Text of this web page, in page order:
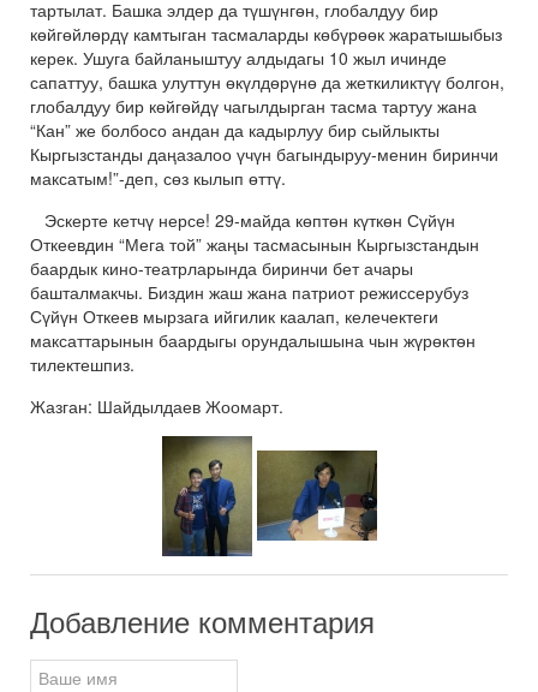
тартылат. Башка элдер да түшүнгөн, глобалдуу бир
көйгөйлөрдү камтыган тасмаларды көбүрөөк жаратышыбыз
керек. Ушуга байланыштуу алдыдагы 10 жыл ичинде
сапаттуу, башка улуттун өкүлдөрүнө да жеткиликтүү болгон,
глобалдуу бир көйгөйдү чагылдырган тасма тартуу жана
“Кан” же болбосо андан да кадырлуу бир сыйлыкты
Кыргызстанды даңазалоо үчүн багындыруу-менин биринчи
максатым!”-деп, сөз кылып өттү.
Эскерте кетчү нерсе! 29-майда көптөн күткөн Сүйүн
Откеевдин “Мега той” жаңы тасмасынын Кыргызстандын
баардык кино-театрларында биринчи бет ачары
башталмакчы. Биздин жаш жана патриот режиссерубуз
Сүйүн Откеев мырзага ийгилик каалап, келечектеги
максаттарынын баардыгы орундалышына чын жүрөктөн
тилектешпиз.
Жазган: Шайдылдаев Жоомарт.
Добавление комментария